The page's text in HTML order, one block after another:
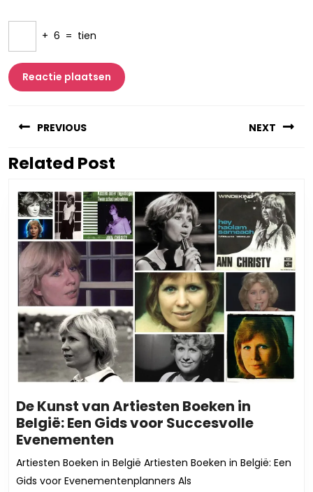
+ 6 = tien
PREVIOUS
Vorig
NEXT
Related Post
De Kunst van Artiesten Boeken in
België: Een Gids voor Succesvolle
Evenementen
Kunst
van
Artiesten Boeken in België Artiesten Boeken in België: Een
Gids voor Evenementenplanners Als